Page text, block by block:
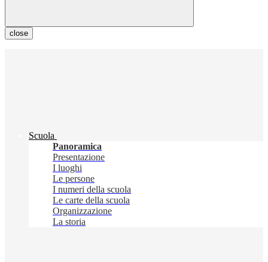
close
Scuola
Panoramica
Presentazione
I luoghi
Le persone
I numeri della scuola
Le carte della scuola
Organizzazione
La storia